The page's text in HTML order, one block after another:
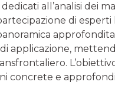
all’analisi dei
di
applicazione,
concrete e